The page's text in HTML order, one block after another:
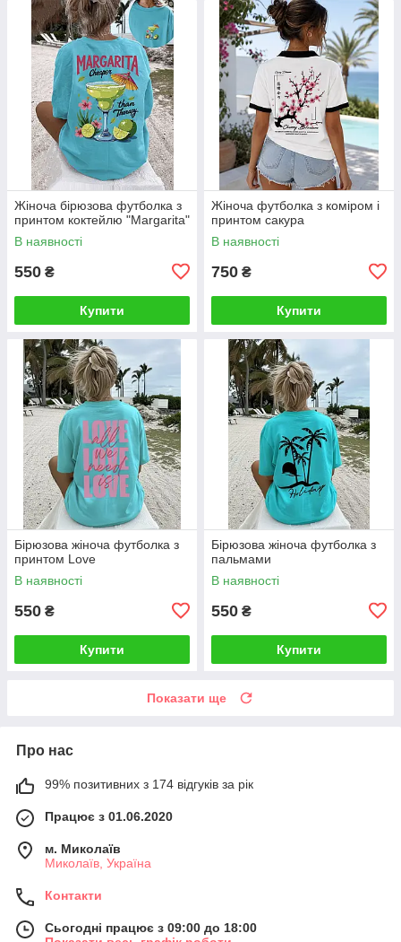
Жіноча бірюзова футболка з
принтом коктейлю "Margarita"
В наявності
550 ₴
Купити
Жіноча футболка з коміром і
принтом сакура
В наявності
750 ₴
Купити
Бірюзова жіноча футболка з
принтом Love
В наявності
550 ₴
Купити
Бірюзова жіноча футболка з
пальмами
В наявності
550 ₴
Купити
Показати ще
Про нас
99% позитивних з 174 відгуків за рік
Працює з 01.06.2020
м. Миколаїв
Миколаїв, Україна
Контакти
Сьогодні працює з 09:00 до 18:00